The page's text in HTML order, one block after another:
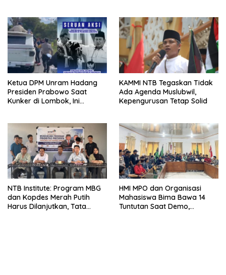
Ketua DPM Unram Hadang
Presiden Prabowo Saat
Kunker di Lombok, Ini
KAMMI NTB Tegaskan Tidak
Ada Agenda Muslubwil,
Kepengurusan Tetap Solid
NTB Institute: Program MBG
dan Kopdes Merah Putih
Harus Dilanjutkan, Tata
HMI MPO dan Organisasi
Mahasiswa Bima Bawa 14
Tuntutan Saat Demo,